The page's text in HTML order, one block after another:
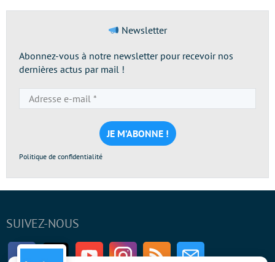
Newsletter
Abonnez-vous à notre newsletter pour recevoir nos
dernières actus par mail !
e-
mail
*
Politique de confidentialité
SUIVEZ-NOUS
FacebookTwitter Youtube InstagramRSS Newsletter